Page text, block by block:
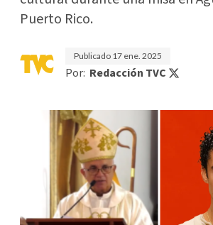
Puerto Rico.
Publicado 17 ene. 2025
Por: Redacción TVC